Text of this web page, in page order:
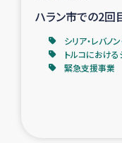
レバノンでのシ
海
ハラン市での2回
シリア・レバノン
トルコにおけ
緊急支援事業